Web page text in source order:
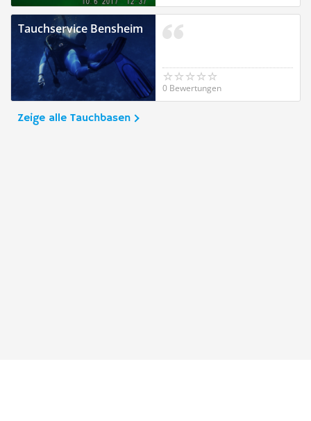
Tauchservice Bensheim
0 Bewertungen
Zeige alle Tauchbasen